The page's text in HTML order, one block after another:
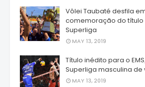
Vôlei Taubaté desfila
comemoração do título
Superliga
MAY 13, 2019
Título inédito para o
Superliga masculina de
MAY 13, 2019